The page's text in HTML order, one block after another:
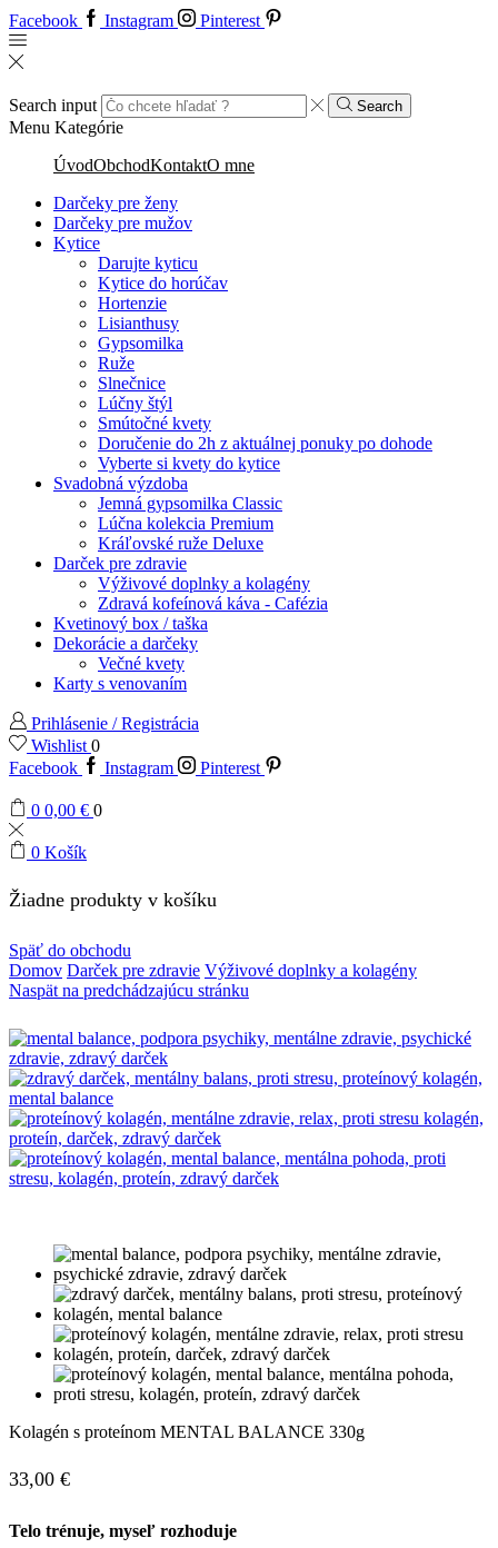
Facebook Instagram Pinterest
Search input Search
Menu Kategórie
ÚvodObchodKontaktO mne
Darčeky pre ženy
Darčeky pre mužov
Kytice
Darujte kyticu
Kytice do horúčav
Hortenzie
Lisianthusy
Gypsomilka
Ruže
Slnečnice
Lúčny štýl
Smútočné kvety
Doručenie do 2h z aktuálnej ponuky po dohode
Vyberte si kvety do kytice
Svadobná výzdoba
Jemná gypsomilka Classic
Lúčna kolekcia Premium
Kráľovské ruže Deluxe
Darček pre zdravie
Výživové doplnky a kolagény
Zdravá kofeínová káva - Cafézia
Kvetinový box / taška
Dekorácie a darčeky
Večné kvety
Karty s venovaním
Prihlásenie / Registrácia
Wishlist 0
Facebook
Instagram Pinterest
0 0,00 € 0
0 Košík
Žiadne produkty v košíku
Späť do obchodu
Domov Darček pre zdravie Výživové doplnky a kolagény
Naspät na predchádzajúcu stránku
Kolagén s proteínom MENTAL BALANCE 330g
33,00 €
Telo trénuje, myseľ rozhoduje